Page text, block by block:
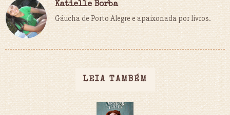
Katielle Borba
Gáucha de Porto Alegre e apaixonada por livros.
LEIA TAMBÉM